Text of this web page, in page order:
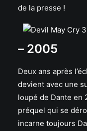
de la presse !
– 2005
Deux ans après
devient avec une
loupé de Dante en
préquel qui se
incarne toujours